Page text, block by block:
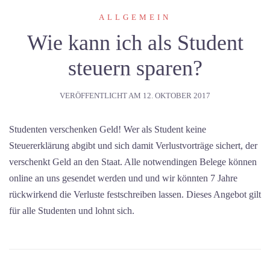
ALLGEMEIN
Wie kann ich als Student
steuern sparen?
VERÖFFENTLICHT AM 12. OKTOBER 2017
Studenten verschenken Geld! Wer als Student keine
Steuererklärung abgibt und sich damit Verlustvorträge sichert, der
verschenkt Geld an den Staat. Alle notwendingen Belege können
online an uns gesendet werden und und wir könnten 7 Jahre
rückwirkend die Verluste festschreiben lassen. Dieses Angebot gilt
für alle Studenten und lohnt sich.